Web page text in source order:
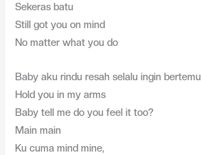
Sekeras batu
Still got you on mind
No matter what you do
Baby aku rindu resah selalu ingin bertemu
Hold you in my arms
Baby tell me do you feel it too?
Main main
Ku cuma mind mine,